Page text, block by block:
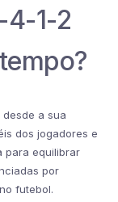
4-1-2
a sua
dos jogadores e
para equilibrar
por
futebol.